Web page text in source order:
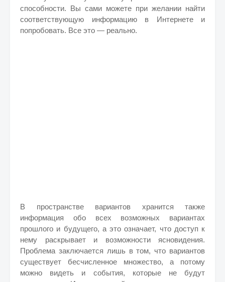
способности. Вы сами можете при желании найти
соответствующую информацию в Интернете и
попробовать. Все это — реально.
В пространстве вариантов хранится также
информация обо всех возможных вариантах
прошлого и будущего, а это означает, что доступ к
нему раскрывает и возможности ясновидения.
Проблема заключается лишь в том, что вариантов
существует бесчисленное множество, а потому
можно видеть и события, которые не будут